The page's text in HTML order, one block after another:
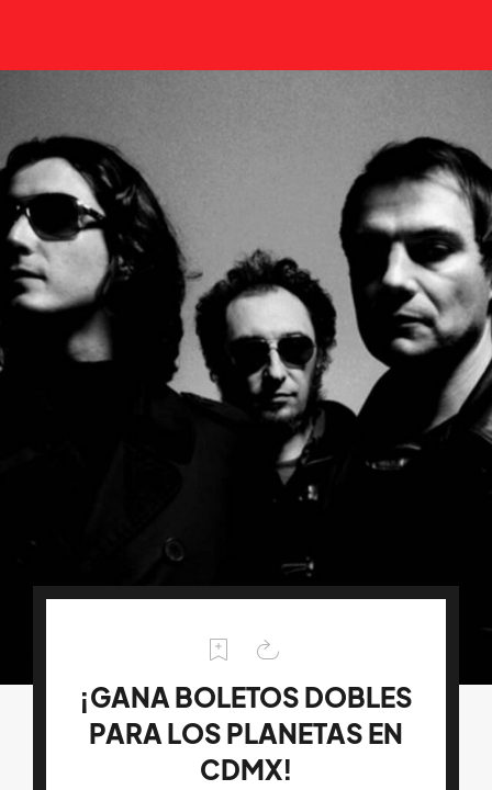
¡GANA BOLETOS DOBLES
PARA LOS PLANETAS EN
CDMX!